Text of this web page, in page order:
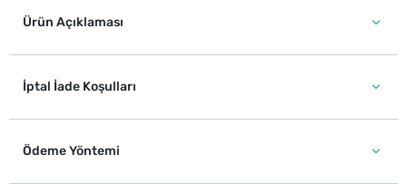
Ürün Açıklaması
İptal İade Koşulları
Ödeme Yöntemi